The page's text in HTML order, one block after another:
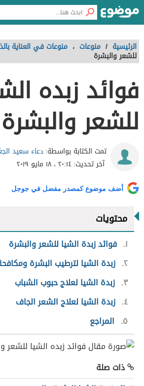
الرئيسية / منوعات ، منوعات في العناية
للشعر والبشرة
فوائد زبده
للشعر والبشرة
تمت الكتابة بواسطة:دعاء سعيد
آخر تحديث:٢٠:١٤ ، ١٨ مايو ٢٠١٩
أضف موضوع كمصدر مفضل في جوجل
محتويات
١ فوائد زبدة الشيا للشعر والبشرة
٢ زبدة الشيا لترطيب البشرة
٣ زبدة الشيا لعلاج حبوب الشباب
٤ زبدة الشيا لعلاج الشعر الجاف
٥
المراجع
ذات صلة